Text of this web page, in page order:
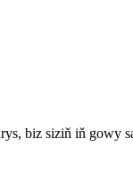
biz siziň iň gowy